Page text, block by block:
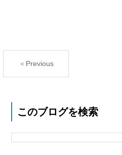
＜Previous
このブログを検索